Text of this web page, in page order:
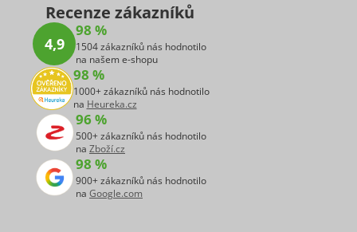
Recenze zákazníků
4,9
98 %
1504 zákazníků nás hodnotilo
na našem e-shopu
98 %
1000+ zákazníků nás hodnotilo
na Heureka.cz
96 %
500+ zákazníků nás hodnotilo
na Zboží.cz
98 %
900+ zákazníků nás hodnotilo
na Google.com